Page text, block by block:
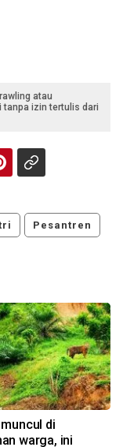
atau
tanpa izin tertulis dari
Pesantren
di
warga, ini